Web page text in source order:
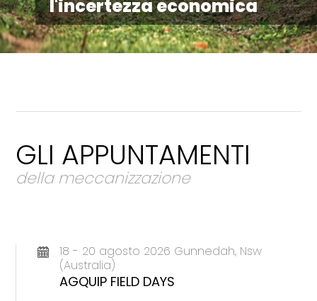
l'incertezza economica
GLI APPUNTAMENTI
della meccanizzazione
18 - 20 agosto 2026 Gunnedah, Nsw
(Australia)
AGQUIP FIELD DAYS